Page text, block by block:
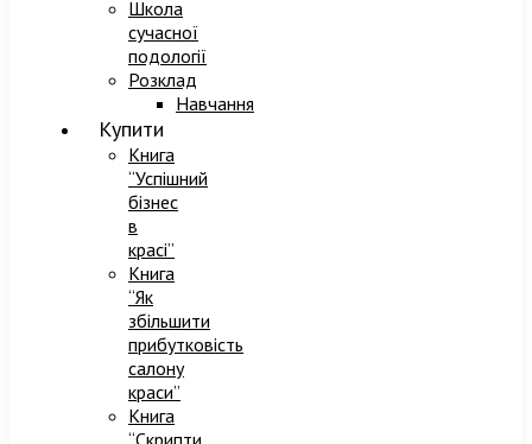
Школа
сучасної
подології
Розклад
Навчання
Купити
Книга
“Успішний
бізнес
в
красі”
Книга
“Як
збільшити
прибутковість
салону
краси”
Книга
“Скрипти,